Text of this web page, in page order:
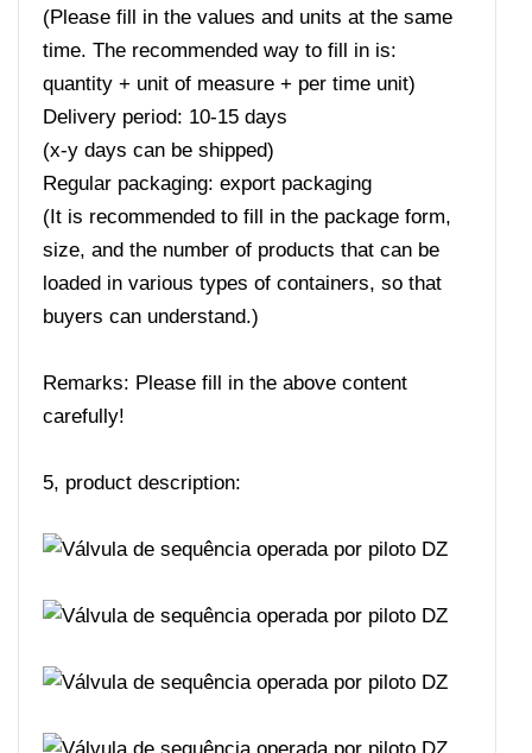
(Please fill in the values ​​and units at the same
time. The recommended way to fill in is:
quantity + unit of measure + per time unit)
Delivery period: 10-15 days
(x-y days can be shipped)
Regular packaging: export packaging
(It is recommended to fill in the package form,
size, and the number of products that can be
loaded in various types of containers, so that
buyers can understand.)
Remarks: Please fill in the above content
carefully!
5, product description: